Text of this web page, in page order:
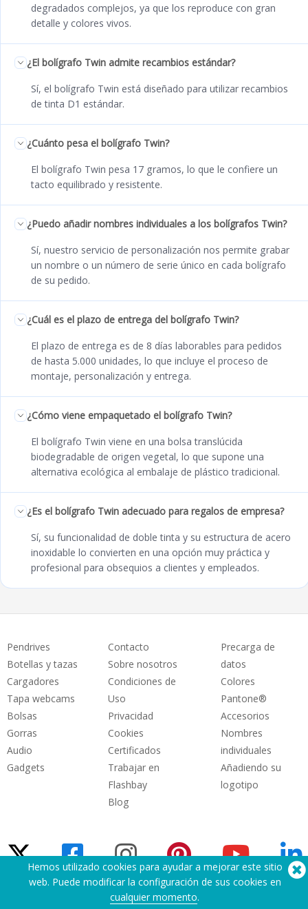
degradados complejos, ya que los reproduce con gran
detalle y colores vivos.
¿El bolígrafo Twin admite recambios estándar?
Sí, el bolígrafo Twin está diseñado para utilizar recambios
de tinta D1 estándar.
¿Cuánto pesa el bolígrafo Twin?
El bolígrafo Twin pesa 17 gramos, lo que le confiere un
tacto equilibrado y resistente.
¿Puedo añadir nombres individuales a los bolígrafos Twin?
Sí, nuestro servicio de personalización nos permite grabar
un nombre o un número de serie único en cada bolígrafo
de su pedido.
¿Cuál es el plazo de entrega del bolígrafo Twin?
El plazo de entrega es de 8 días laborables para pedidos
de hasta 5.000 unidades, lo que incluye el proceso de
montaje, personalización y entrega.
¿Cómo viene empaquetado el bolígrafo Twin?
El bolígrafo Twin viene en una bolsa translúcida
biodegradable de origen vegetal, lo que supone una
alternativa ecológica al embalaje de plástico tradicional.
¿Es el bolígrafo Twin adecuado para regalos de empresa?
Sí, su funcionalidad de doble tinta y su estructura de acero
inoxidable lo convierten en una opción muy práctica y
profesional para obsequios a clientes y empleados.
Pendrives
Botellas y tazas
Cargadores
Tapa webcams
Bolsas
Gorras
Audio
Gadgets
Contacto
Sobre nosotros
Condiciones de
Uso
Privacidad
Cookies
Certificados
Trabajar en
Flashbay
Blog
Precarga de
datos
Colores
Pantone®
Accesorios
Nombres
individuales
Añadiendo su
logotipo
¿Necesita ayuda? Tlf:
Hemos utilizado cookies para ayudar a mejorar este sitio
web. Puede modificar la configuración de sus cookies en
cualquier momento.